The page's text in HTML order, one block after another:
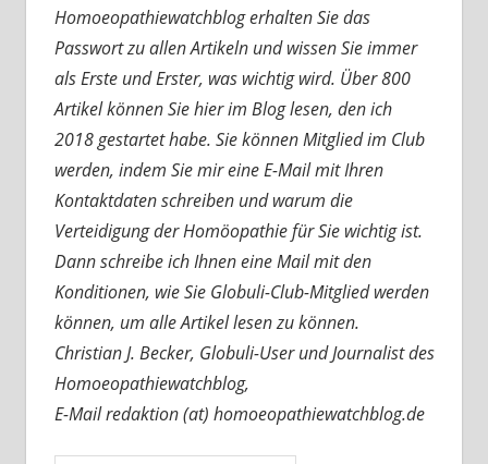
Homoeopathiewatchblog erhalten Sie das
Passwort zu allen Artikeln und wissen Sie immer
als Erste und Erster, was wichtig wird. Über 800
Artikel können Sie hier im Blog lesen, den ich
2018 gestartet habe. Sie können Mitglied im Club
werden, indem Sie mir eine E-Mail mit Ihren
Kontaktdaten schreiben und warum die
Verteidigung der Homöopathie für Sie wichtig ist.
Dann schreibe ich Ihnen eine Mail mit den
Konditionen, wie Sie Globuli-Club-Mitglied werden
können, um alle Artikel lesen zu können.
Christian J. Becker, Globuli-User und Journalist des
Homoeopathiewatchblog,
E-Mail redaktion (at) homoeopathiewatchblog.de